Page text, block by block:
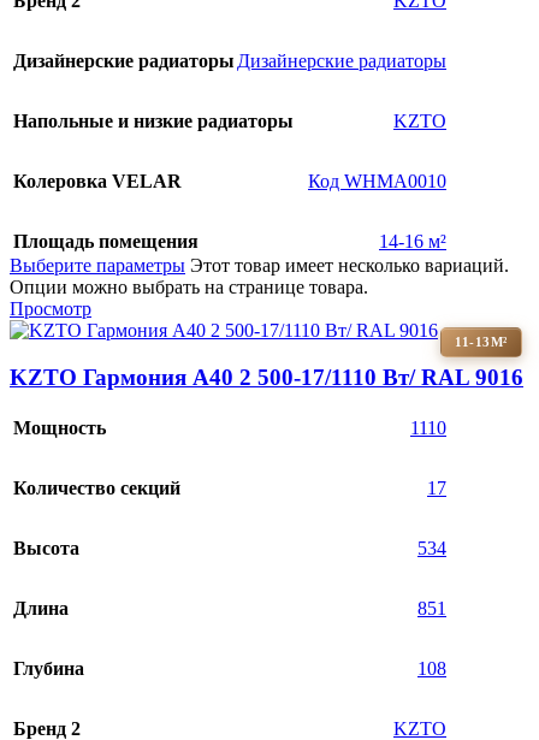
Дизайнерские радиаторыДизайнерские радиаторы
Напольные и низкие радиаторы KZTO
Колеровка VELAR Код WHMA0010
Площадь помещения
14-16 м²
Выберите параметры Этот товар имеет несколько вариаций.
Опции можно выбрать на странице товара.
Просмотр
11-13М²
KZTO Гармония А40 2 500-17/1110 Вт/ RAL 9016
Мощность 1110
Количество секций 17
Высота 534
Длина 851
Глубина 108
Бренд 2 KZTO